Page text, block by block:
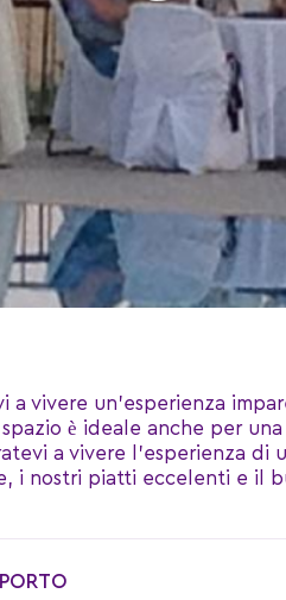
a vivere un’esperienza
è ideale anche per
a vivere l’esperienza
i nostri piatti eccelenti e il